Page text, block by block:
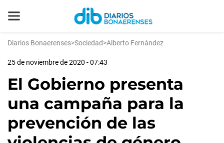
Diarios Bonaerenses>Sociedad>Alberto Fernández
25 de noviembre de 2020 - 07:43
El Gobierno presenta
una campaña para la
prevención de las